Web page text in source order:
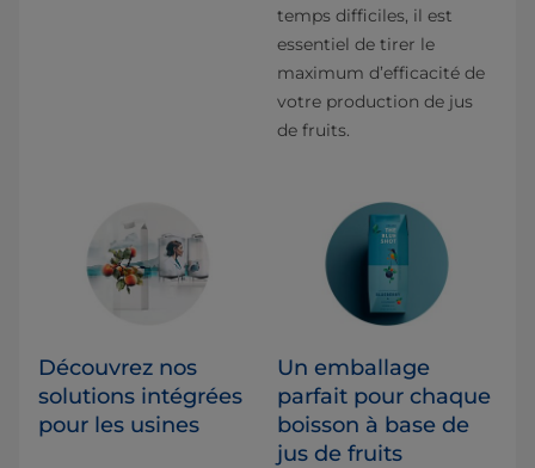
temps difficiles, il est
essentiel de tirer le
maximum d’efficacité de
votre production de jus
de fruits.
Découvrez nos
solutions intégrées
pour les usines
Un emballage
parfait pour chaque
boisson à base de
jus de fruits